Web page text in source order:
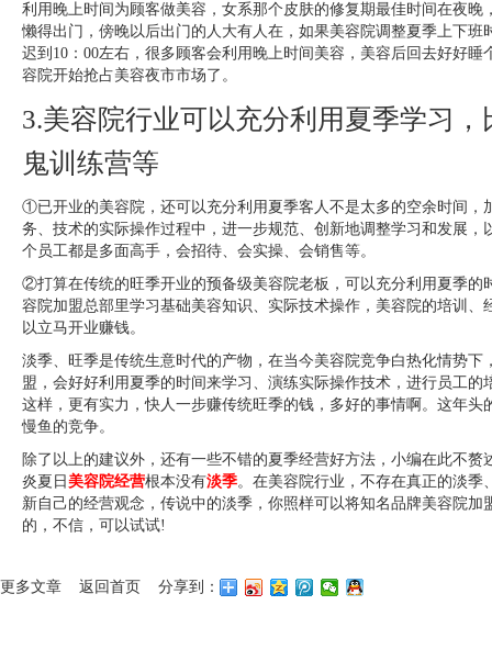
利用晚上时间为顾客做美容，女系那个皮肤的修复期最佳时间在夜晚
懒得出门，傍晚以后出门的人大有人在，如果美容院调整夏季上下班
迟到10：00左右，很多顾客会利用晚上时间美容，美容后回去好好睡
容院开始抢占美容夜市市场了。
3.美容院行业可以充分利用夏季学习
鬼训练营等
①已开业的美容院，还可以充分利用夏季客人不是太多的空余时间，
务、技术的实际操作过程中，进一步规范、创新地调整学习和发展，
个员工都是多面高手，会招待、会实操、会销售等。
②打算在传统的旺季开业的预备级美容院老板，可以充分利用夏季的
容院加盟总部里学习基础美容知识、实际技术操作，美容院的培训、
以立马开业赚钱。
淡季、旺季是传统生意时代的产物，在当今美容院竞争白热化情势下
盟，会好好利用夏季的时间来学习、演练实际操作技术，进行员工
这样，更有实力，快人一步赚传统旺季的钱，多好的事情啊。这年头
慢鱼的竞争。
除了以上的建议外，还有一些不错的夏季经营好方法，小编在此不
炎夏日 美容院经营根本没有淡季。在美容院行业，不存在真正的淡
新自己的经营观念，传说中的淡季，你照样可以将知名品牌美容院加
的，不信，可以试试!
更多文章 返回首页 分享到：